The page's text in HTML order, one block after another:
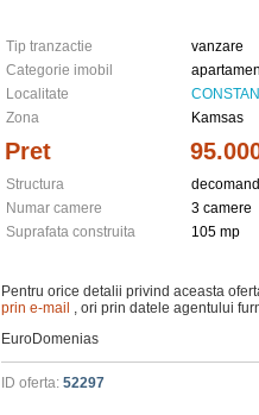
Tip tranzactie
vanzare
Categorie imobil
Localitate
Zona
Kamsas
Pret
Structura
Numar camere
3 camere
Suprafata construita
105 mp
Pentru orice detalii privind aceasta
prin e-mail , ori prin datele agentului
EuroDomenias
ID oferta: 52297